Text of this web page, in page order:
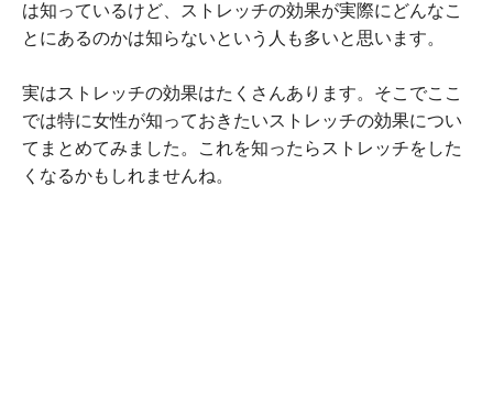
は知っているけど、ストレッチの効果が実際にどんなこ
とにあるのかは知らないという人も多いと思います。
実はストレッチの効果はたくさんあります。そこでここ
では特に女性が知っておきたいストレッチの効果につい
てまとめてみました。これを知ったらストレッチをした
くなるかもしれませんね。